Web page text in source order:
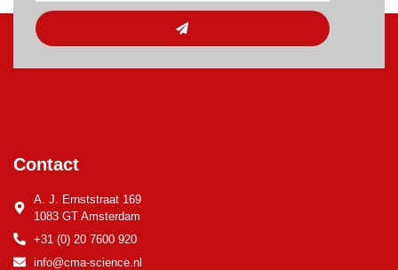
Contact
A. J. Ernststraat 169
1083 GT Amsterdam
+31 (0) 20 7600 920
info@cma-science.nl